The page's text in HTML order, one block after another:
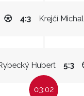
Krejčí Michal
4:3
Hubert 5:3
03:02